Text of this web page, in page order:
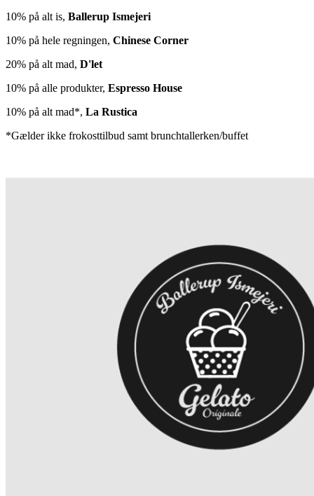
10% på alt is, Ballerup Ismejeri
10% på hele regningen, Chinese Corner
20% på alt mad, D'let
10% på alle produkter, Espresso House
10% på alt mad*, La Rustica
*Gælder ikke frokosttilbud samt brunchtallerken/buffet